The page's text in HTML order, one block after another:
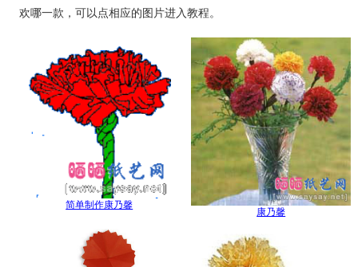
欢哪一款，可以点相应的图片进入教程。
简单制作康乃馨
康乃馨